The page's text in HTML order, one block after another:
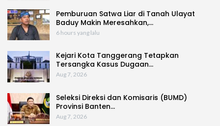
Pemburuan Satwa Liar di Tanah Ulayat
Baduy Makin Meresahkan,…
6 hours yang lalu
Kejari Kota Tanggerang Tetapkan
Tersangka Kasus Dugaan…
Aug 7, 2026
Seleksi Direksi dan Komisaris (BUMD)
Provinsi Banten…
Aug 7, 2026